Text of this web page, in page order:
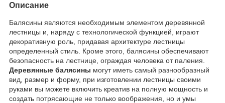
Описание
Балясины являются необходимым элементом деревянной
лестницы и, наряду с технологической функцией, играют
декоративную роль, придавая архитектуре лестницы
определенный стиль. Кроме этого, балясины обеспечивают
безопасность на лестнице, ограждая человека от паления.
Деревянные балясины могут иметь самый разнообразный
вид, размер и форму, при изготовлении лестницы своими
руками вы можете включить креатив на полную мощность и
создать потрясающие не только воображения, но и умы